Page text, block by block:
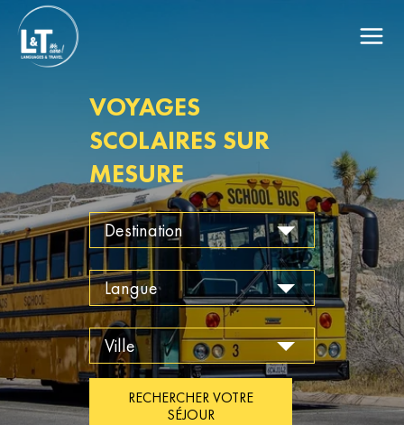
VOYAGES
SCOLAIRES SUR
MESURE
RECHERCHER VOTRE
SÉJOUR